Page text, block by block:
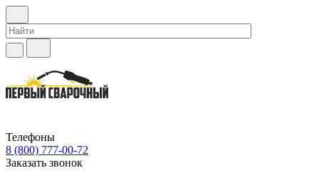
Телефоны
8 (800) 777-00-72
Заказать звонок